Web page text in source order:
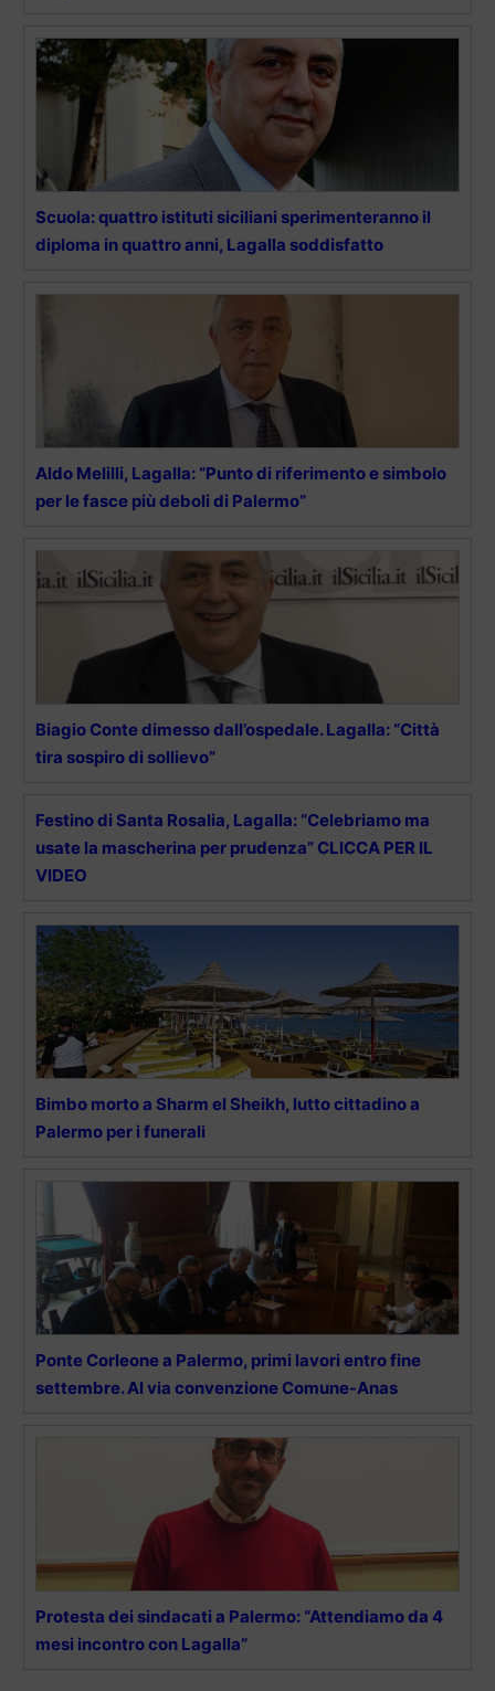
Scuola: quattro istituti siciliani sperimenteranno il
diploma in quattro anni, Lagalla soddisfatto
Aldo Melilli, Lagalla: “Punto di riferimento e simbolo
per le fasce più deboli di Palermo”
Biagio Conte dimesso dall’ospedale. Lagalla: “Città
tira sospiro di sollievo”
Festino di Santa Rosalia, Lagalla: “Celebriamo ma
usate la mascherina per prudenza” CLICCA PER IL
VIDEO
Bimbo morto a Sharm el Sheikh, lutto cittadino a
Palermo per i funerali
Ponte Corleone a Palermo, primi lavori entro fine
settembre. Al via convenzione Comune-Anas
Protesta dei sindacati a Palermo: “Attendiamo da 4
mesi incontro con Lagalla”